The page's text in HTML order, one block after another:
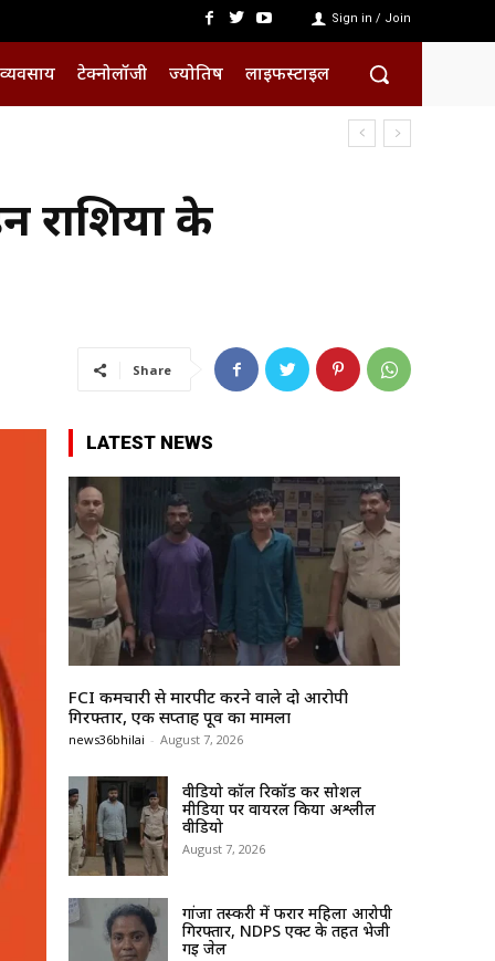
Sign in / Join
व्यवसाय टेक्नोलॉजी ज्योतिष लाइफस्टाइल
राशियों के
Share
LATEST NEWS
FCI कर्मचारी से मारपीट करने वाले दो आरोपी
गिरफ्तार, एक सप्ताह पूर्व का मामला
news36bhilai - August 7, 2026
वीडियो कॉल रिकॉर्ड कर सोशल
मीडिया पर वायरल किया अश्लील
वीडियो
August 7, 2026
गांजा तस्करी में फरार महिला आरोपी
गिरफ्तार, NDPS एक्ट के तहत भेजी
गई जेल